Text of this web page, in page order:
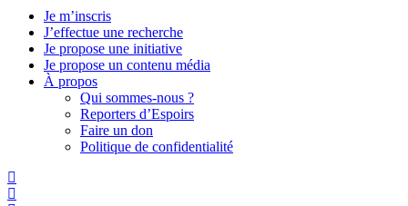
Je m’inscris
J’effectue une recherche
Je propose une initiative
Je propose un contenu média
À propos
Qui sommes-nous ?
Reporters d’Espoirs
Faire un don
Politique de confidentialité